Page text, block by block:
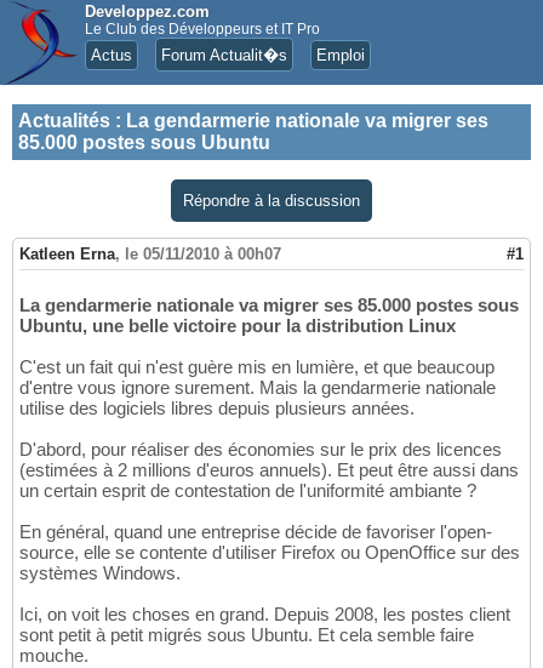
Developpez.com
Le Club des Développeurs et IT Pro
Actus Forum Actualit�s Emploi
Actualités : La gendarmerie nationale va migrer ses
85.000 postes sous Ubuntu
Répondre à la discussion
Katleen Erna, le 05/11/2010 à 00h07 #1
La gendarmerie nationale va migrer ses 85.000 postes sous
Ubuntu, une belle victoire pour la distribution Linux
C'est un fait qui n'est guère mis en lumière, et que beaucoup
d'entre vous ignore surement. Mais la gendarmerie nationale
utilise des logiciels libres depuis plusieurs années.
D'abord, pour réaliser des économies sur le prix des licences
(estimées à 2 millions d'euros annuels). Et peut être aussi dans
un certain esprit de contestation de l'uniformité ambiante ?
En général, quand une entreprise décide de favoriser l'open-
source, elle se contente d'utiliser Firefox ou OpenOffice sur des
systèmes Windows.
Ici, on voit les choses en grand. Depuis 2008, les postes client
sont petit à petit migrés sous Ubuntu. Et cela semble faire
mouche.